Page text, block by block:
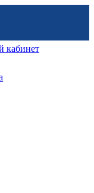
кабинет